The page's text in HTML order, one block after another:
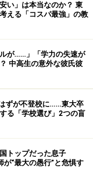
い」は本当なのか？ 東
える「コスパ最強」の教
ルが……」「学力の失速が
中高生の意外な彼氏彼
ずが不登校に……東大卒
る「学校選び」2つの盲
トップだった息子
“最大の愚行”と危惧す